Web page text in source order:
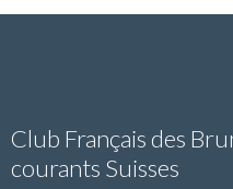
Club Français des
courants Suisses